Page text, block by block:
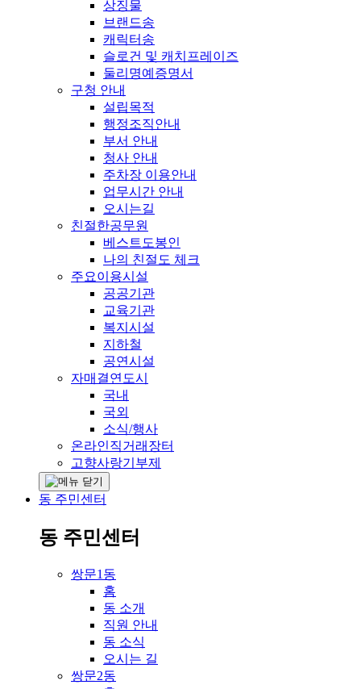
상징물
브랜드송
캐릭터송
슬로건 및 캐치프레이즈
둘리명예증명서
구청 안내
설립목적
행정조직안내
부서 안내
청사 안내
주차장 이용안내
업무시간 안내
오시는길
친절한공무원
베스트도봉인
나의 친절도 체크
주요이용시설
공공기관
교육기관
복지시설
지하철
공연시설
자매결연도시
국내
국외
소식/행사
온라인직거래장터
고향사랑기부제
동 주민센터
동 주민센터
쌍문1동
홈
동 소개
직원 안내
동 소식
오시는 길
쌍문2동